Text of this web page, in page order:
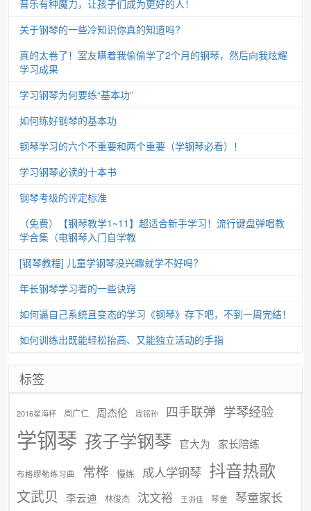
音乐有种魔力，让孩子们成为更好的人！
关于钢琴的一些冷知识你真的知道吗?
真的太卷了！室友瞒着我偷偷学了2个月的钢琴，然后向我炫耀
学习成果
学习钢琴为何要练“基本功”
如何练好钢琴的基本功
钢琴学习的六个不重要和两个重要（学钢琴必看）！
学习钢琴必读的十本书
钢琴考级的评定标准
（免费）【钢琴教学1~11】超适合新手学习！流行键盘弹唱教
学合集（电钢琴入门自学教
[钢琴教程] 儿童学钢琴没兴趣就学不好吗?
年长钢琴学习者的一些诀窍
如何逼自己系统且变态的学习《钢琴》存下吧，不到一周完结！
如何训练出既能轻松抬高、又能独立活动的手指
标签
2016星海杯 周广仁 周杰伦 周铭孙 四手联弹 学琴经验
学钢琴 孩子学钢琴 官大为 家长陪练
布格缪勒练习曲 常桦 慢练 成人学钢琴 抖音热歌
文武贝 李云迪 林俊杰 沈文裕 王羽佳 琴童 琴童家长